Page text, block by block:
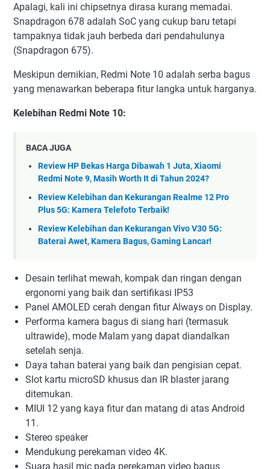
Apalagi, kali ini chipsetnya dirasa kurang memadai.
Snapdragon 678 adalah SoC yang cukup baru tetapi
tampaknya tidak jauh berbeda dari pendahulunya
(Snapdragon 675).
Meskipun demikian, Redmi Note 10 adalah serba bagus
yang menawarkan beberapa fitur langka untuk harganya.
Kelebihan Redmi Note 10:
BACA JUGA
Review HP Bekas Harga Dibawah 1 Juta, Xiaomi
Redmi Note 9, Masih Worth It di Tahun 2024?
Review Kelebihan dan Kekurangan Realme 12 Pro
Plus 5G: Kamera Telefoto Terbaik!
Review Kelebihan dan Kekurangan Vivo V30 5G:
Baterai Awet, Kamera Bagus, Gaming Lancar!
Desain terlihat mewah, kompak dan ringan dengan
ergonomi yang baik dan sertifikasi IP53
Panel AMOLED cerah dengan fitur Always on Display.
Performa kamera bagus di siang hari (termasuk
ultrawide), mode Malam yang dapat diandalkan
setelah senja.
Daya tahan baterai yang baik dan pengisian cepat.
Slot kartu microSD khusus dan IR blaster jarang
ditemukan.
MIUI 12 yang kaya fitur dan matang di atas Android
11.
Stereo speaker
Mendukung perekaman video 4K.
Suara hasil mic pada perekaman video bagus